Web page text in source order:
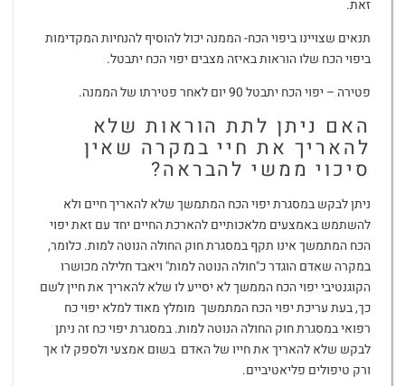
זאת.
תנאים שצויינו ביפוי הכח- הממנה יכול להוסיף להנחיות המקדימות
ביפוי הכח שלו הוראות באיזה מצבים יפוי הכח יתבטל.
פטירה – יפוי הכח יתבטל 90 יום לאחר פטירתו של הממנה.
האם ניתן לתת הוראות שלא
להאריך את חיי במקרה שאין
סיכוי ממשי להבראה?
ניתן לבקש במסגרת יפוי הכח המתמשך שלא להאריך חיים ולא
להשתמש באמצעים מלאכותיים להארכת החיים יחד עם זאת יפוי
הכח המתמשך אינו תקף במסגרת חוק החולה הנוטה למות. כלומר,
במקרה שאדם הוגדר כ"חולה הנוטה למות" ויאבד חלילה מכושרו
הקוגנטיבי יפוי הכח הממשך לא יסייע לו שלא להאריך את חיין לשם
כך, בעת עריכת יפוי הכח המתמשך מומלץ מאוד למלא יפוי כח
רפואי במסגרת חוק החולה הנוטה למות. במסגרת יפוי כח זה ניתן
לבקש שלא להאריך את חייו של האדם בשום אמצעי ולספק לו אך
ורק טיפולים פליאטיביים.